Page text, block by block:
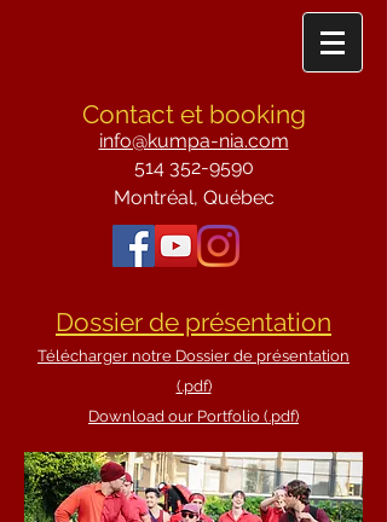
Contact et booking
info@kumpa-nia.com
514 352-9590
Montréal, Québec
Dossier de présentation
Télécharger notre Dossier de présentation
(.pdf)
Download our Portfolio (.pdf)